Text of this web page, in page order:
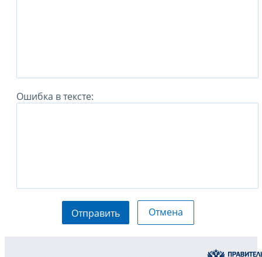
Ошибка в тексте:
Отправить Отмена